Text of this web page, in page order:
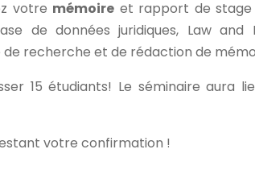
votre mémoire et rapport de stage
de données juridiques, Law and
recherche et de rédaction de
15 étudiants! Le séminaire aura
votre confirmation !